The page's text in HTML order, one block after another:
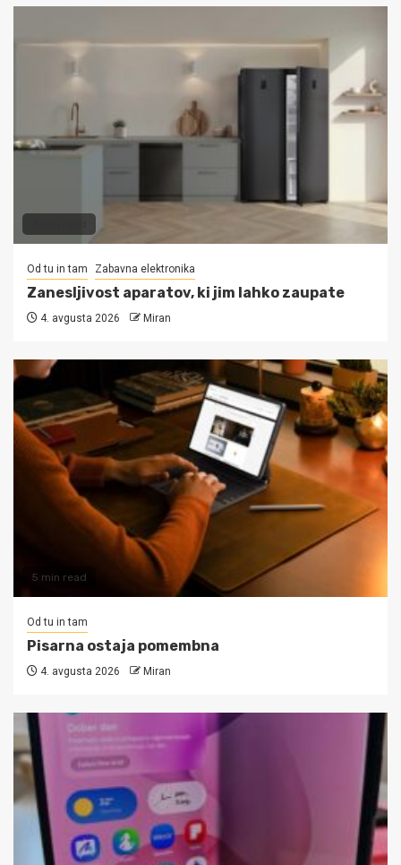
Od tu in tam Zabavna elektronika
Zanesljivost aparatov, ki jim lahko zaupate
4. avgusta 2026 Miran
5 min read
Od tu in tam
Pisarna ostaja pomembna
4. avgusta 2026 Miran